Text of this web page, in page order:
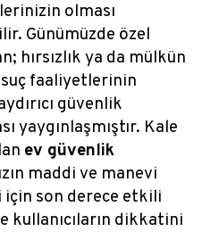
olması
Günümüzde özel
hırsızlık ya da mülkün
faaliyetlerinin
güvenlik
yaygınlaşmıştır. Kale
ev güvenlik
maddi ve manevi
için son derece etkili
kullanıcıların dikkatini